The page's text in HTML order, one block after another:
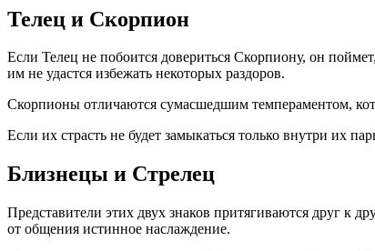
Телец и Скорпион
Если Телец не побоится довериться Скорпиону, он
им не удастся избежать некоторых раздоров.
Скорпионы отличаются сумасшедшим темпераментом,
Если их страсть не будет замыкаться только внутри их
Близнецы и Стрелец
Представители этих двух знаков притягиваются друг к
от общения истинное наслаждение.